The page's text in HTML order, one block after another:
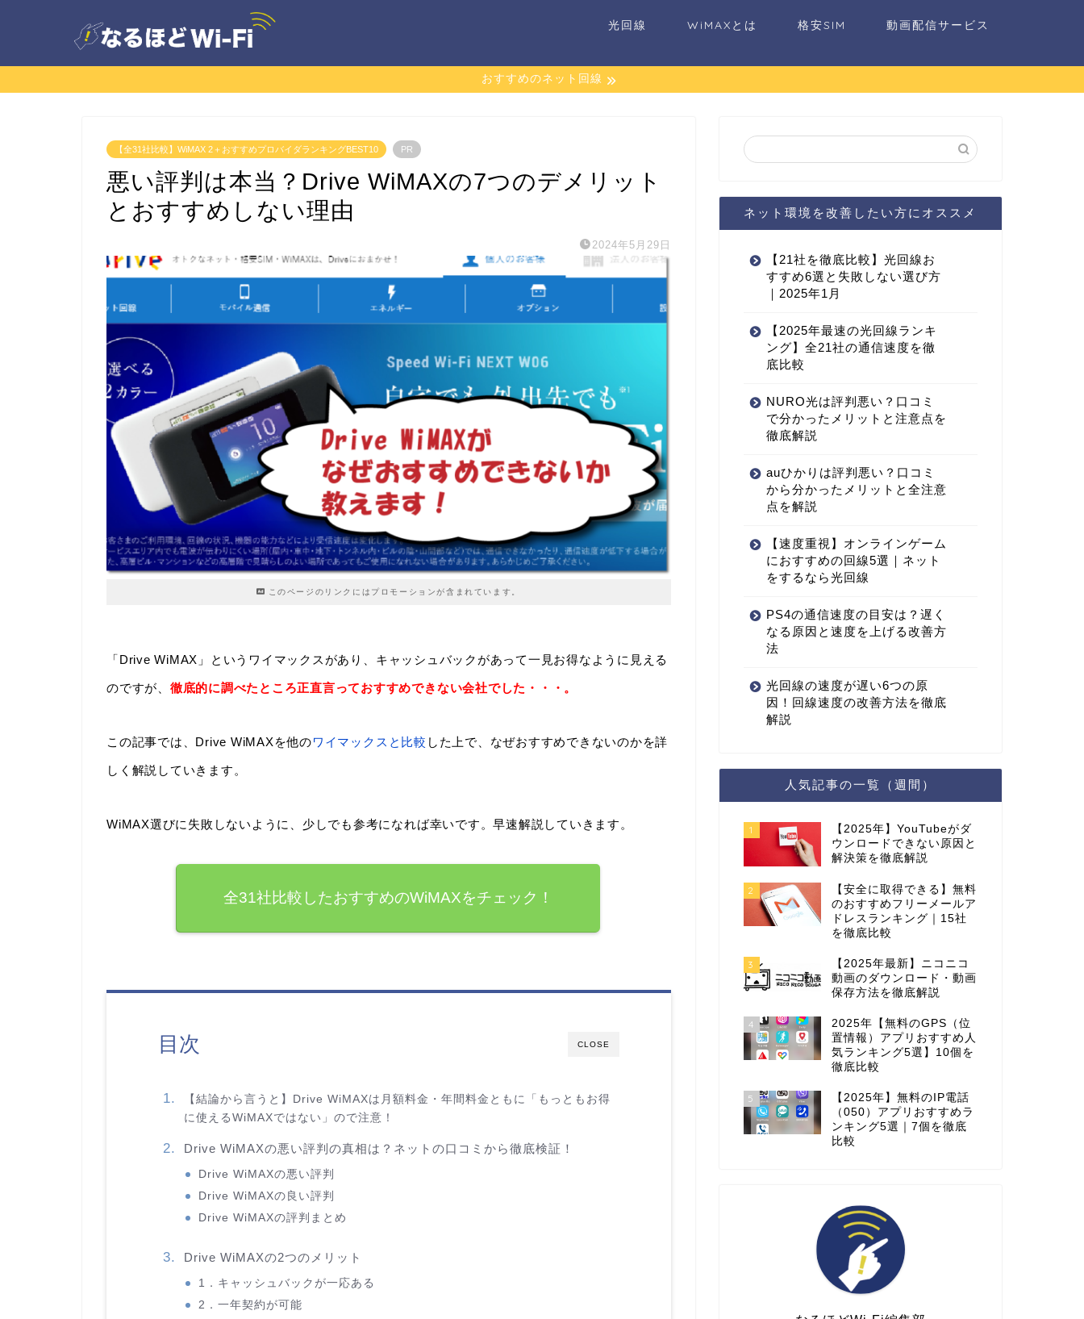
光回線 WiMAXとは 格安SIM 動画配信サービス
おすすめのネット回線
【全31社比較】WiMAX 2＋おすすめプロバイダランキングBEST10 PR
悪い評判は本当？Drive WiMAXの7つのデメリット
とおすすめしない理由
2024年5月29日
このページのリンクにはプロモーションが含まれています。
「Drive WiMAX」というワイマックスがあり、キャッシュバックがあって一見お得なように見える
のですが、 徹底的に調べたところ正直言っておすすめできない会社でした・・・。
この記事では、Drive WiMAXを他のワイマックスと比較 した上で、なぜおすすめできないのかを詳
しく解説していきます。
WiMAX選びに失敗しないように、少しでも参考になれば幸いです。早速解説していきます。
全31社比較したおすすめのWiMAXをチェック！
CLOSE
目次
【結論から言うと】Drive WiMAXは 月額料金・年間料金ともに「もっともお得
に使えるWiMAXではない」ので注意！
Drive WiMAXの悪い評判の真相は？ネットの口コミから徹底検証！
Drive WiMAXの悪い評判
Drive WiMAXの良い評判
Drive WiMAXの評判まとめ
Drive WiMAXの2つのメリット
1．キャッシュバックが一応ある
2．一年契約が可能
ネット環境を改善したい方にオススメ
【21社を徹底比較】光回線お
すすめ6選と失敗しない選び方
｜2025年1月
【2025年最速の光回線ランキ
ング】全21社の通信速度を徹
底比較
NURO光は評判悪い？口コミ
で分かったメリットと注意点を
徹底解説
auひかりは評判悪い？口コミ
から分かったメリットと全注意
点を解説
【速度重視】オンラインゲーム
におすすめの回線5選｜ネット
をするなら光回線
PS4の通信速度の目安は？遅く
なる原因と速度を上げる改善方
法
光回線の速度が遅い6つの原
因！回線速度の改善方法を徹底
解説
人気記事の一覧（週間）
1
【2025年】YouTubeがダ
ウンロードできない原因と
解決策を徹底解説
2
【安全に取得できる】無料
のおすすめフリーメールア
ドレスランキング｜15社
を徹底比較
3
【2025年最新】ニコニコ
動画のダウンロード・動画
保存方法を徹底解説
4
2025年【無料のGPS（位
置情報）アプリおすすめ人
気ランキング5選】10個を
徹底比較
5
【2025年】無料のIP電話
（050）アプリおすすめラ
ンキング5選｜7個を徹底
比較